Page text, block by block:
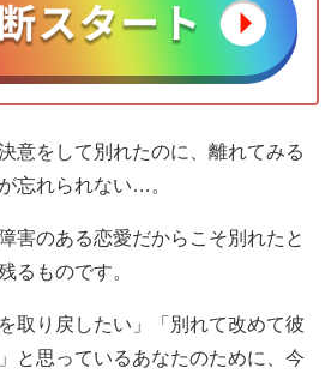
意をして別れたのに、離れてみる
忘れられない…。
害のある恋愛だからこそ別れたと
るものです。
取り戻したい」「別れて改めて彼
と思っているあなたのために、今